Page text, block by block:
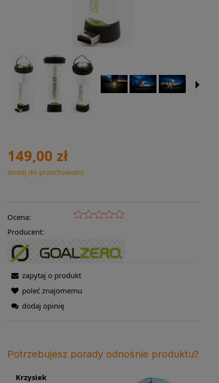
149,00 zł
dodaj do przechowalni
Ocena:
Producent:
zapytaj o produkt
poleć znajomemu
dodaj opinię
Potrzebujesz porady odnośnie produktu?
Krzysiek